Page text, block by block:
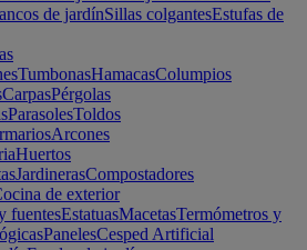
de jardínSillas colgantesEstufas de
TumbonasHamacasColumpios
CarpasPérgolas
ParasolesToldos
Arcones
Huertos
JardinerasCompostadores
de exterior
fuentesEstatuasMacetasTermómetros y
PanelesCesped Artificial